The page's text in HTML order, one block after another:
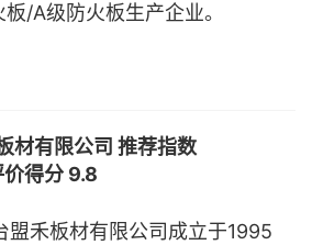
/A级防火板生产企业。
材有限公司 推荐指数
得分 9.8
盟禾板材有限公司成立于1995